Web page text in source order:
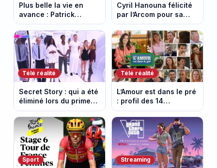
Plus belle la vie en
avance : Patrick
Nebout est-il mort ?
Episode du 10 août
2026 (spoiler)
Cyril Hanouna félicité
par l’Arcom pour sa
maîtrise de l’antenne
face aux propos de
Delphine Wespiser sur
le cancer
Télé réalité
Secret Story : qui a été
éliminé lors du prime
du 6 août 2026 sur
TMC ?
Télé réalité
L’Amour est dans le pré
: profil des 14
agriculteurs, speed
dating inédit et de
nouvelles histoires
d’amour
Sport Streaming